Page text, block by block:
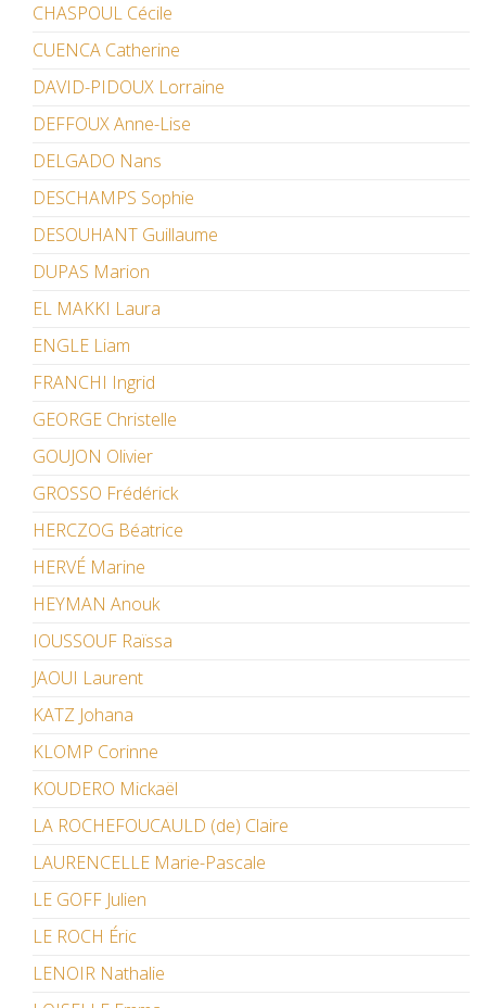
CHASPOUL Cécile
CUENCA Catherine
DAVID-PIDOUX Lorraine
DEFFOUX Anne-Lise
DELGADO Nans
DESCHAMPS Sophie
DESOUHANT Guillaume
DUPAS Marion
EL MAKKI Laura
ENGLE Liam
FRANCHI Ingrid
GEORGE Christelle
GOUJON Olivier
GROSSO Frédérick
HERCZOG Béatrice
HERVÉ Marine
HEYMAN Anouk
IOUSSOUF Raïssa
JAOUI Laurent
KATZ Johana
KLOMP Corinne
KOUDERO Mickaël
LA ROCHEFOUCAULD (de) Claire
LAURENCELLE Marie-Pascale
LE GOFF Julien
LE ROCH Éric
LENOIR Nathalie